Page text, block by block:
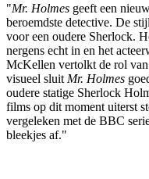
"Mr. Holmes geeft een
beroemdste detective. De
voor een oudere Sherlock.
nergens echt in en het
McKellen vertolkt de rol
visueel sluit Mr. Holmes
oudere statige Sherlock
films op dit moment uiterst
vergeleken met de BBC
bleekjes af."